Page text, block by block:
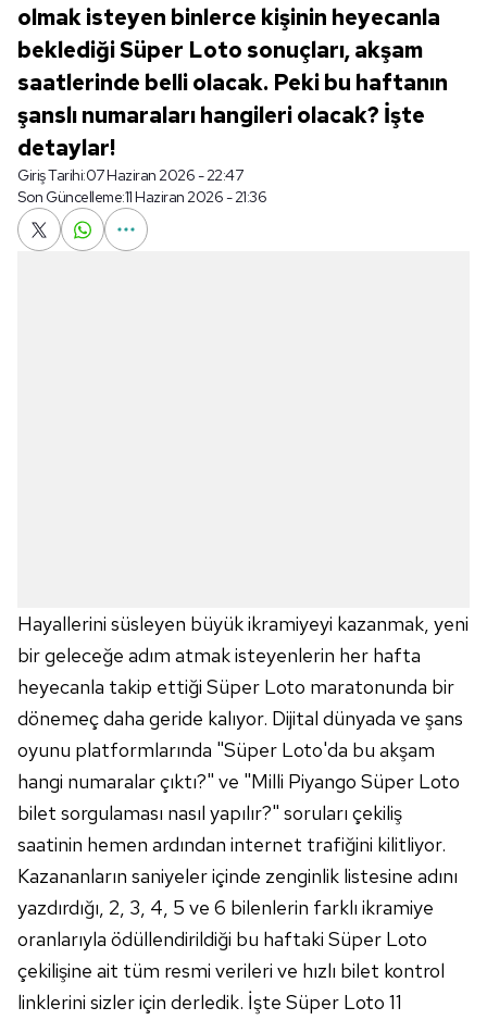
olmak isteyen binlerce kişinin heyecanla
beklediği Süper Loto sonuçları, akşam
saatlerinde belli olacak. Peki bu haftanın
şanslı numaraları hangileri olacak? İşte
detaylar!
Giriş Tarihi:07 Haziran 2026 - 22:47
Son Güncelleme:11 Haziran 2026 - 21:36
Hayallerini süsleyen büyük ikramiyeyi kazanmak, yeni
bir geleceğe adım atmak isteyenlerin her hafta
heyecanla takip ettiği Süper Loto maratonunda bir
dönemeç daha geride kalıyor. Dijital dünyada ve şans
oyunu platformlarında "Süper Loto'da bu akşam
hangi numaralar çıktı?" ve "Milli Piyango Süper Loto
bilet sorgulaması nasıl yapılır?" soruları çekiliş
saatinin hemen ardından internet trafiğini kilitliyor.
Kazananların saniyeler içinde zenginlik listesine adını
yazdırdığı, 2, 3, 4, 5 ve 6 bilenlerin farklı ikramiye
oranlarıyla ödüllendirildiği bu haftaki Süper Loto
çekilişine ait tüm resmi verileri ve hızlı bilet kontrol
linklerini sizler için derledik. İşte Süper Loto 11